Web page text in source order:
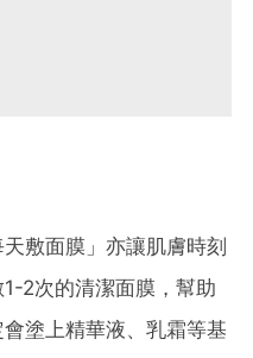
敷面膜」亦讓肌膚時刻
2次的清潔面膜，幫助
塗上精華液、乳霜等基